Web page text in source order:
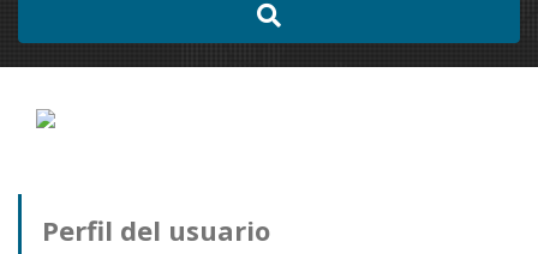
Perfil del usuario